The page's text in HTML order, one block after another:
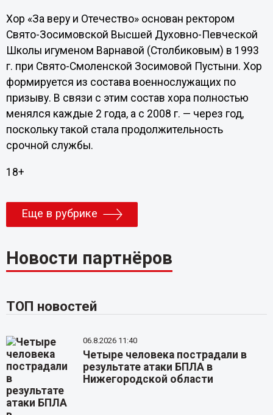
Хор «За веру и Отечество» основан ректором
Свято-Зосимовской Высшей Духовно-Певческой
Школы игуменом Варнавой (Столбиковым) в 1993
г. при Свято-Смоленской Зосимовой Пустыни. Хор
формируется из состава военнослужащих по
призыву. В связи с этим состав хора полностью
менялся каждые 2 года, а с 2008 г. — через год,
поскольку такой стала продолжительность
срочной службы.
18+
Еще в рубрике
Новости партнёров
ТОП новостей
06.8.2026 11:40
Четыре человека пострадали в
результате атаки БПЛА в
Нижегородской области